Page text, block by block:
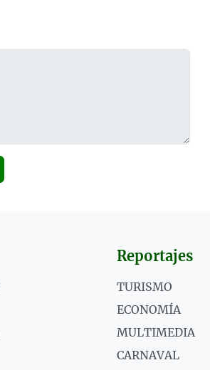
Reportajes
TURISMO
ECONOMÍA
MULTIMEDIA
CARNAVAL